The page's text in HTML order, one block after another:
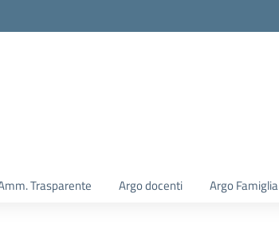
Trasparente Argo docenti Argo Famiglia